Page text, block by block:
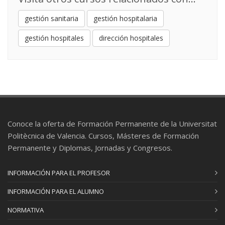
13 ECONOMÍA DE LA SALUD
4 ECTS
Francisco Reyes Santias: Profesional del
sector
4 ECTS
Permanente Laboral
15 DIRECCIÓN ESTRATÉGICA Y MARKETING
3 ECTS
Javier Leonardo González Rodríguez
Juan Vicente Oltra Gutierrez
gestión sanitaria gestión hospitalaria
gestión hospitales dirección hospitales
Conoce la oferta de Formación Permanente de la Universitat
Politècnica de Valencia. Cursos, Másteres de Formación
Permanente y Diplomas, Jornadas y Congresos.
INFORMACIÓN PARA EL PROFESOR
INFORMACIÓN PARA EL ALUMNO
NORMATIVA